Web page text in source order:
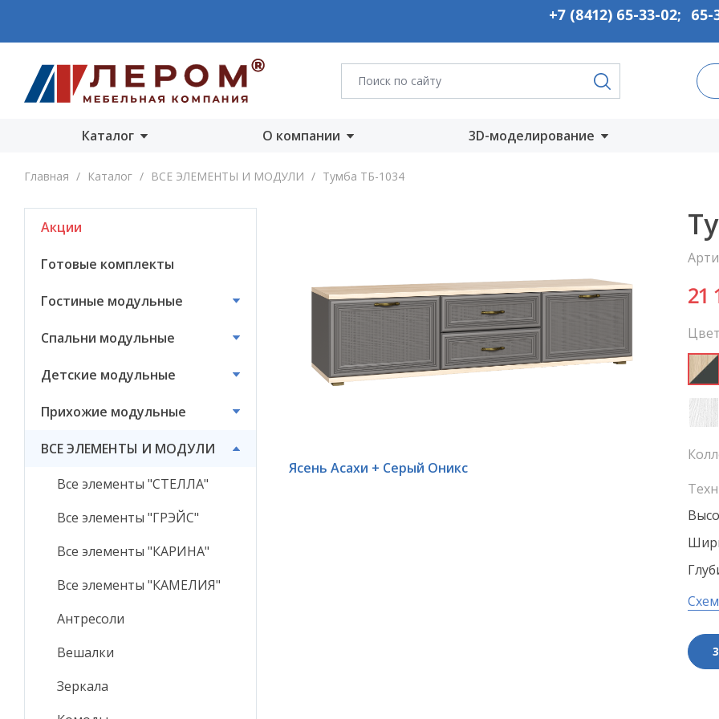
+7 (8412) 65-33-02; 65-
Каталог
Акции
Детские модульные
Прихожие
ВСЕ ЭЛЕМЕНТЫ И
МОДУЛИ
О компании
О компании
Новости
3D-моделирование
Главная / Каталог / ВСЕ ЭЛЕМЕНТЫ И МОДУЛИ / Тумба ТБ-1034
Акции
Готовые комплекты
Гостиные модульные
Спальни модульные
Детские модульные
Прихожие модульные
ВСЕ ЭЛЕМЕНТЫ И МОДУЛИ
Все элементы "СТЕЛЛА"
Все элементы "ГРЭЙС"
Все элементы "КАРИНА"
Все элементы "КАМЕЛИЯ"
Антресоли
Вешалки
Зеркала
Ясень Асахи + Серый Оникс
21